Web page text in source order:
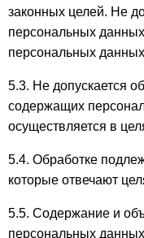
законных целей. Не
персональных
персональных
5.3. Не допускается
содержащих
осуществляется в
5.4. Обработке
которые отвечают
5.5. Содержание и
персональных